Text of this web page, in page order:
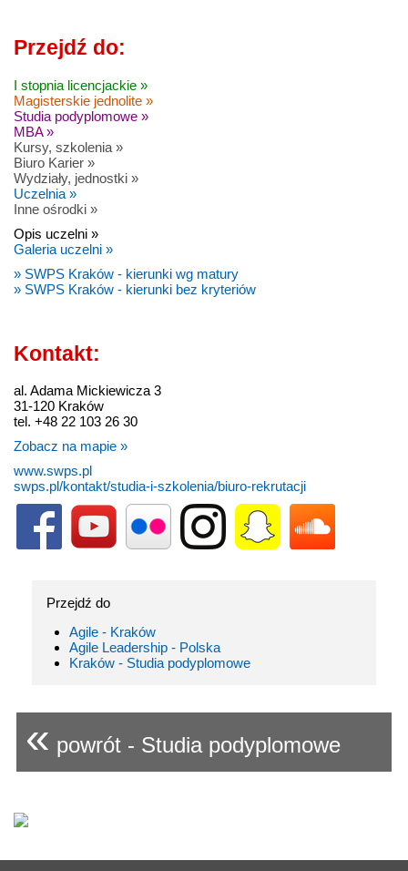
Przejdź do:
I stopnia licencjackie »
Magisterskie jednolite »
Studia podyplomowe »
MBA »
Kursy, szkolenia »
Biuro Karier »
Wydziały, jednostki »
Uczelnia »
Inne ośrodki »
Opis uczelni »
Galeria uczelni »
» SWPS Kraków - kierunki wg matury
» SWPS Kraków - kierunki bez kryteriów
Kontakt:
al. Adama Mickiewicza 3
31-120 Kraków
tel. +48 22 103 26 30
Zobacz na mapie »
www.swps.pl
swps.pl/kontakt/studia-i-szkolenia/biuro-rekrutacji
Przejdź do
Agile - Kraków
Agile Leadership - Polska
Kraków - Studia podyplomowe
« powrót - Studia podyplomowe